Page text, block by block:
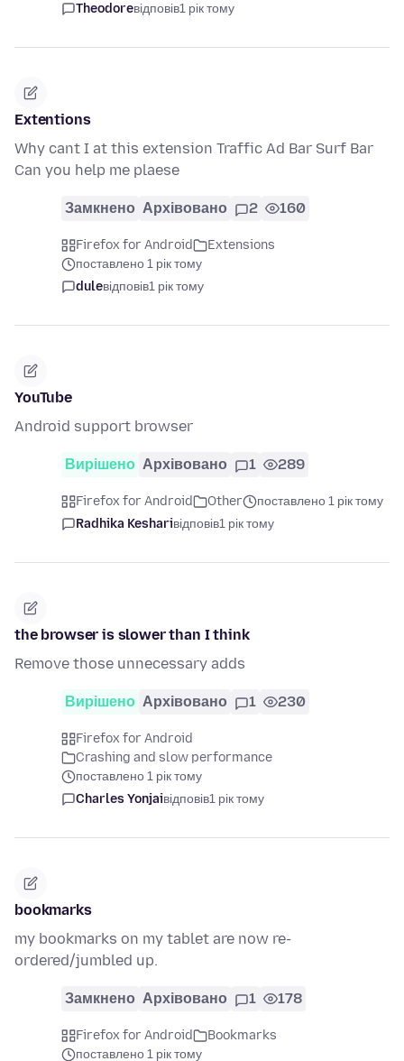
Theodoreвідповів1 рік тому
Extentions
Why cant I at this extension Traffic Ad Bar Surf Bar
Can you help me plaese
Замкнено Архівовано 2 160
Firefox for Android
Extensions
поставлено 1 рік тому
duleвідповів1 рік тому
YouTube
Android support browser
Вирішено Архівовано 1 289
Firefox for Android Other
поставлено 1 рік тому
Radhika Keshariвідповів1 рік тому
the browser is slower than I think
Remove those unnecessary adds
Вирішено Архівовано 1 230
Firefox for Android
Crashing and slow performance
поставлено 1 рік тому
Charles Yonjaiвідповів1 рік тому
bookmarks
my bookmarks on my tablet are now re-
ordered/jumbled up.
Замкнено Архівовано 1 178
Firefox for Android
Bookmarks
поставлено 1 рік тому